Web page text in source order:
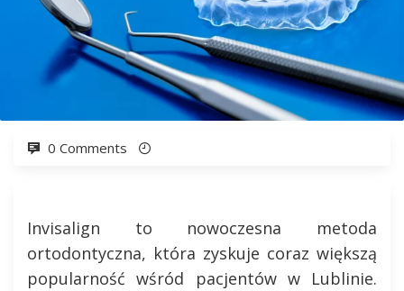
0 Comments
Invisalign to nowoczesna metoda
ortodontyczna, która zyskuje coraz większą
popularność wśród pacjentów w Lublinie.